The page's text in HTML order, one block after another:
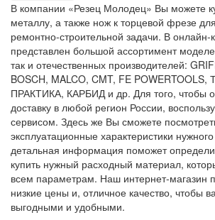
В компании «Резец Молодец» Вы можете
металлу, а также нож к торцевой фрезе
ремонтно-строительной задачи. В онлайн-
представлен большой ассортимент
так и отечественных производителей:
BOSCH, MALCO, CMT, FE
ПРАКТИКА, КАРБИД и др. Для того, чтобы
доставку в любой регион России,
сервисом. Здесь же Вы сможете
эксплуатационные характеристики
детальная информация поможет
купить нужный расходный материал,
всем параметрам. Наш интернет-магазин
низкие цены и, отличное качество, чтобы
выгодными и удобными.